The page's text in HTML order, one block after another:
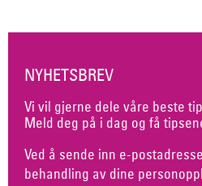
NYHETSBREV
Vi vil gjerne dele våre beste
Meld deg på i dag og få
Ved å sende inn e-
behandling av dine